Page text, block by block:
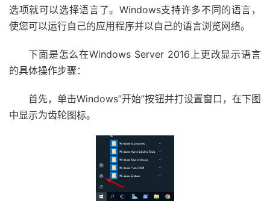
选项就可以选择语言了。Windows支持许多不同的语言，
使您可以运行自己的应用程序并以自己的语言浏览网络。
下面是怎么在Windows Server 2016上更改显示语言
的具体操作步骤：
首先，单击Windows”开始”按钮并打设置窗口，在下图
中显示为齿轮图标。